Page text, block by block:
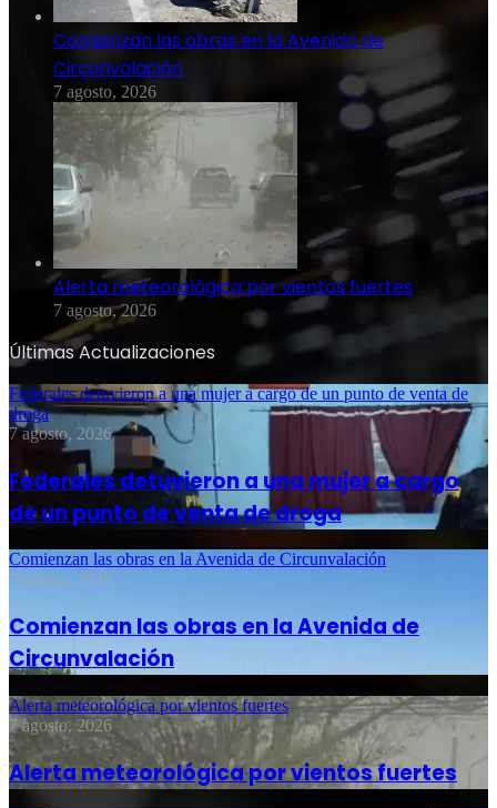
Comienzan las obras en la Avenida de
Circunvalación
7 agosto, 2026
Alerta meteorológica por vientos fuertes
7 agosto, 2026
Últimas Actualizaciones
Federales detuvieron a una mujer a cargo de un punto de venta de
droga
7 agosto, 2026
Federales detuvieron a una mujer a cargo
de un punto de venta de droga
Comienzan las obras en la Avenida de Circunvalación
7 agosto, 2026
Comienzan las obras en la Avenida de
Circunvalación
Alerta meteorológica por vientos fuertes
7 agosto, 2026
Alerta meteorológica por vientos fuertes